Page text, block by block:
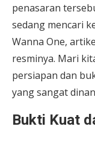
penasaran
sedang mencari
Wanna One,
resminya. Mari
persiapan dan
yang sangat
Bukti Kuat